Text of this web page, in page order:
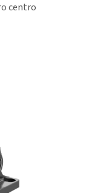
centro